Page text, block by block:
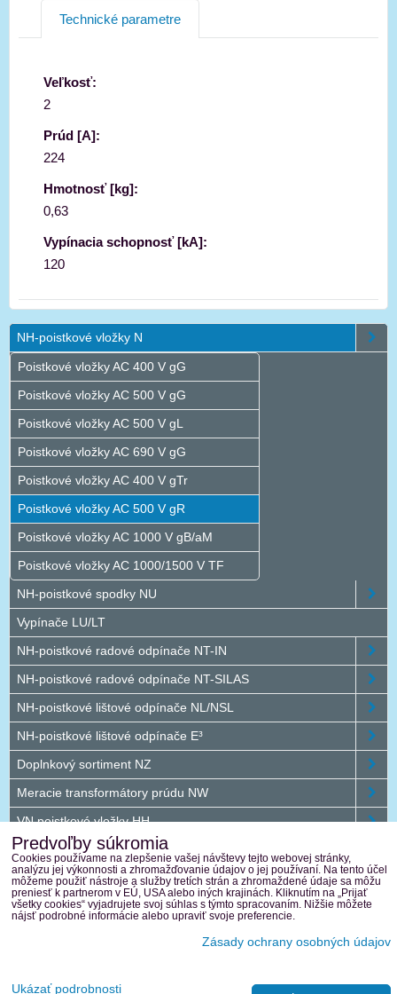
Technické parametre
Veľkosť:
2
Prúd [A]:
224
Hmotnosť [kg]:
0,63
Vypínacia schopnosť [kA]:
120
NH-poistkové vložky N
Poistkové vložky AC 400 V gG
Poistkové vložky AC 500 V gG
Poistkové vložky AC 500 V gL
Poistkové vložky AC 690 V gG
Poistkové vložky AC 400 V gTr
Poistkové vložky AC 500 V gR
Poistkové vložky AC 1000 V gB/aM
Poistkové vložky AC 1000/1500 V TF
NH-poistkové spodky NU
Vypínače LU/LT
NH-poistkové radové odpínače NT-IN
NH-poistkové radové odpínače NT-SILAS
NH-poistkové lištové odpínače NL/NSL
NH-poistkové lištové odpínače E³
Doplnkový sortiment NZ
Meracie transformátory prúdu NW
VN poistkové vložky HH
Jednosmerný program DC
Vonkajšie plastové rozvádzače
Terasaki
Predvoľby súkromia
Cookies používame na zlepšenie vašej návštevy tejto webovej stránky,
analýzu jej výkonnosti a zhromažďovanie údajov o jej používaní. Na tento účel
môžeme použiť nástroje a služby tretích strán a zhromaždené údaje sa môžu
preniesť k partnerom v EÚ, USA alebo iných krajinách. Kliknutím na „Prijať
všetky cookies“ vyjadrujete svoj súhlas s týmto spracovaním. Nižšie môžete
nájsť podrobné informácie alebo upraviť svoje preferencie.
Zásady ochrany osobných údajov
Ukázať podrobnosti